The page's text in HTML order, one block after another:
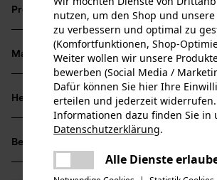
Markierung des Schärfwinkels auf den
korrektes Schärfen
Schmaler Schnitt mit scharfem
Produktinformationen
Produktdetails
Aktivitätstyp
Altersgruppe
Erwachsener
Material & Pflege
Material
Hauptmaterial
Herstellerinformationen
Hersteller
Oregon Tool, Inc.
4909 SE International Way
Bewertungen
nutzen, um den Shop und
zu verbessern und optimal zu
(Komfortfunktionen, Shop-
Weiter wollen wir unsere
bewerben (Social Media /
Dafür können Sie hier Ihre
erteilen und jederzeit
Informationen dazu finden Sie in
Datenschutzerklärung.
Alle Dienste
Es ist ein Fehler aufgetreten.
versuchen Sie es erneut.